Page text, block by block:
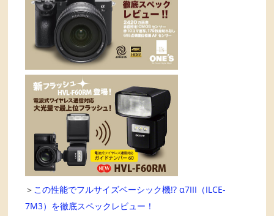
＞ この性能でフルサイズベーシック機!? α7III（ILCE-
7M3）を徹底スペックレビュー！